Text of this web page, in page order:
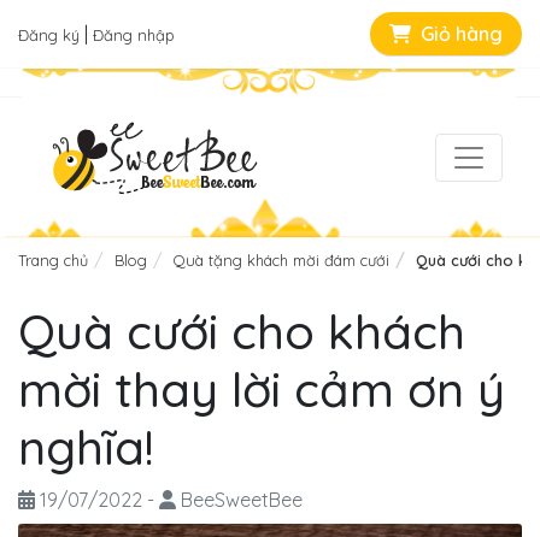
Đăng ký Đăng nhập Giỏ hàng
Trang chủ Blog Quà tặng khách mời đám cưới Quà cưới cho
Quà cưới cho khách
mời thay lời cảm ơn ý
nghĩa!
19/07/2022 - BeeSweetBee